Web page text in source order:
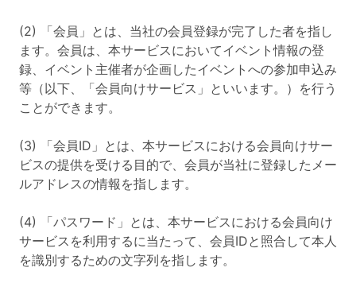
(2) 「会員」とは、当社の会員登録が完了した者を指し
ます。会員は、本サービスにおいてイベント情報の登
録、イベント主催者が企画したイベントへの参加申込み
等（以下、「会員向けサービス」といいます。）を行う
ことができます。
(3) 「会員ID」とは、本サービスにおける会員向けサー
ビスの提供を受ける目的で、会員が当社に登録したメー
ルアドレスの情報を指します。
(4) 「パスワード」とは、本サービスにおける会員向け
サービスを利用するに当たって、会員IDと照合して本人
を識別するための文字列を指します。